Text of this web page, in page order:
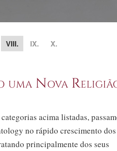
VIII. IX. X.
uma Nova
acima listadas,
no rápido crescimento dos
principalmente dos seus